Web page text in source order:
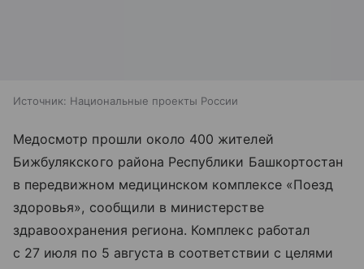
Источник: Национальные проекты России
Медосмотр прошли около 400 жителей
Бижбулякского района Республики Башкортостан
в передвижном медицинском комплексе «Поезд
здоровья», сообщили в министерстве
здравоохранения региона. Комплекс работал
с 27 июля по 5 августа в соответствии с целями